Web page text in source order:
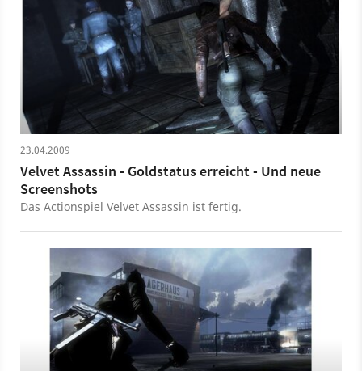
23.04.2009
Velvet Assassin - Goldstatus erreicht - Und neue
Screenshots
Das Actionspiel Velvet Assassin ist fertig.